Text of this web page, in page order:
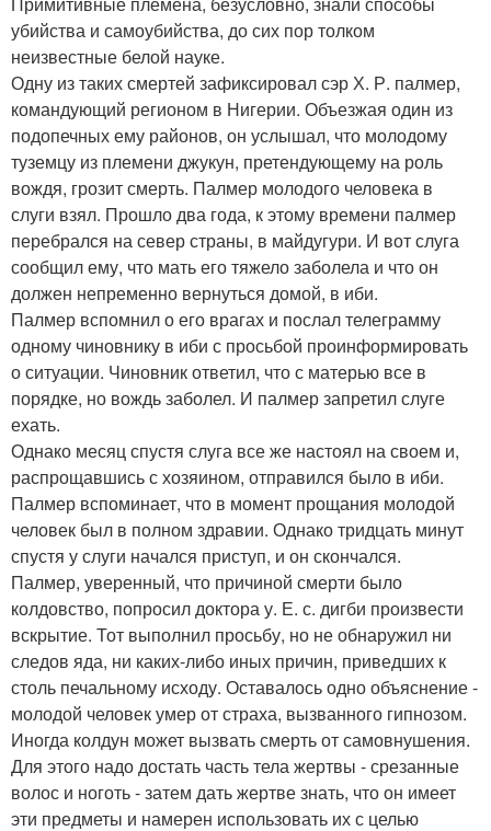
убийства и самоубийства, до сих пор толком
неизвестные белой науке.
Одну из таких смертей зафиксировал сэр Х. Р. палмер,
командующий регионом в Нигерии. Объезжая один из
подопечных ему районов, он услышал, что молодому
туземцу из племени джукун, претендующему на роль
вождя, грозит смерть. Палмер молодого человека в
слуги взял. Прошло два года, к этому времени палмер
перебрался на север страны, в майдугури. И вот слуга
сообщил ему, что мать его тяжело заболела и что он
должен непременно вернуться домой, в иби.
Палмер вспомнил о его врагах и послал телеграмму
одному чиновнику в иби с просьбой проинформировать
о ситуации. Чиновник ответил, что с матерью все в
порядке, но вождь заболел. И палмер запретил слуге
ехать.
Однако месяц спустя слуга все же настоял на своем и,
распрощавшись с хозяином, отправился было в иби.
Палмер вспоминает, что в момент прощания молодой
человек был в полном здравии. Однако тридцать минут
спустя у слуги начался приступ, и он скончался.
Палмер, уверенный, что причиной смерти было
колдовство, попросил доктора у. Е. с. дигби произвести
вскрытие. Тот выполнил просьбу, но не обнаружил ни
следов яда, ни каких-либо иных причин, приведших к
столь печальному исходу. Оставалось одно объяснение -
молодой человек умер от страха, вызванного гипнозом.
Иногда колдун может вызвать смерть от самовнушения.
Для этого надо достать часть тела жертвы - срезанные
волос и ноготь - затем дать жертве знать, что он имеет
эти предметы и намерен использовать их с целью